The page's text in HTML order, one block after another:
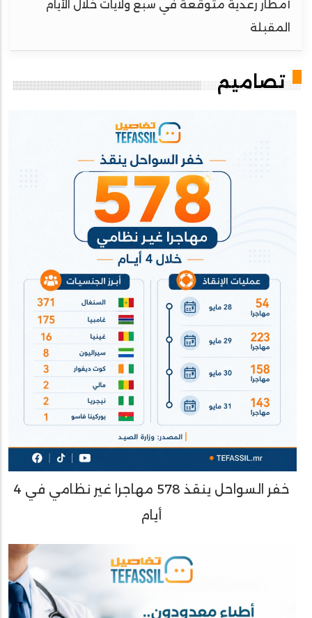
أمطار رعدية متوقعة في سبع ولايات خلال الأيام
المقبلة
تصاميم
خفر السواحل ينقذ 578 مهاجرا غير نظامي في 4
أيام